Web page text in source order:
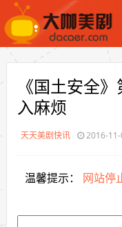
《国土安全
入麻烦
天天美剧快讯 2016-11-
温馨提示：
网站停